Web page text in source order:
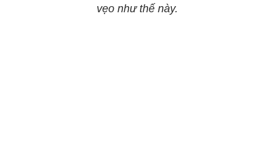
vẹo như thế này.